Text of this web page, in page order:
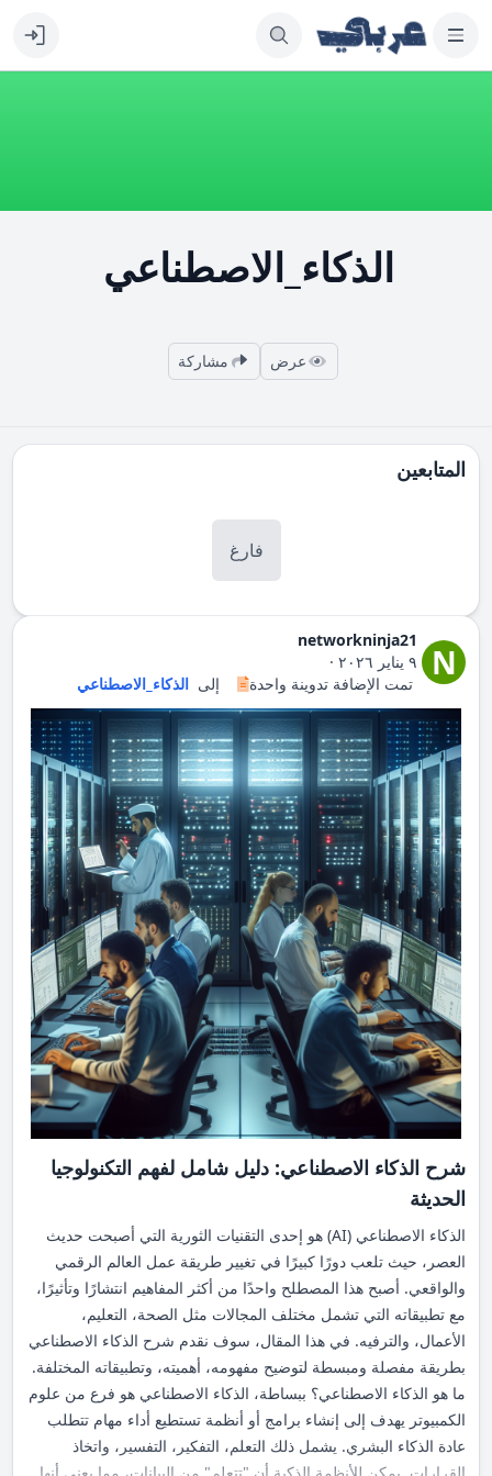
الذكاء_الاصطناعي
عرض مشاركة
المتابعين
فارغ
N
networkninja21
٩ يناير ٢٠٢٦
·
تمت الإضافة تدوينة واحدة
إلى الذكاء_الاصطناعي
شرح الذكاء الاصطناعي: دليل شامل لفهم التكنولوجيا
الحديثة
الذكاء الاصطناعي (AI) هو إحدى التقنيات الثورية التي أصبحت حديث
العصر، حيث تلعب دورًا كبيرًا في تغيير طريقة عمل العالم الرقمي
والواقعي. أصبح هذا المصطلح واحدًا من أكثر المفاهيم انتشارًا وتأثيرًا،
مع تطبيقاته التي تشمل مختلف المجالات مثل الصحة، التعليم،
الأعمال، والترفيه. في هذا المقال، سوف نقدم شرح الذكاء الاصطناعي
بطريقة مفصلة ومبسطة لتوضيح مفهومه، أهميته، وتطبيقاته المختلفة.
ما هو الذكاء الاصطناعي؟ ببساطة، الذكاء الاصطناعي هو فرع من علوم
الكمبيوتر يهدف إلى إنشاء برامج أو أنظمة تستطيع أداء مهام تتطلب
عادة الذكاء البشري. يشمل ذلك التعلم، التفكير، التفسير، واتخاذ